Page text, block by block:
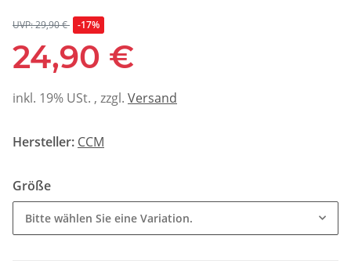
UVP: 29,90 € -17%
24,90 €
inkl. 19% USt. , zzgl. Versand
Hersteller: CCM
Größe
Bitte wählen Sie eine Variation.